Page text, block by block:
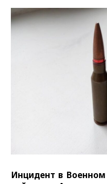
Инцидент в Военном